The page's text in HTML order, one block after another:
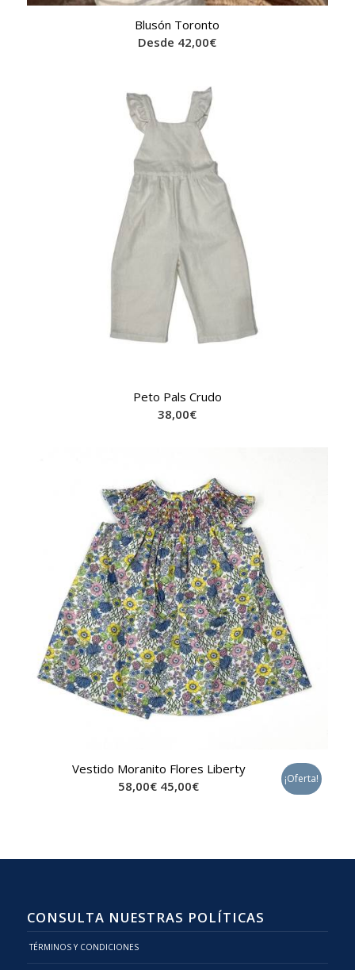
Blusón Toronto
Desde 42,00€
Peto Pals Crudo
38,00€
Vestido Moranito Flores Liberty
58,00€ 45,00€ ¡Oferta!
CONSULTA NUESTRAS POLÍTICAS
TÉRMINOS Y CONDICIONES